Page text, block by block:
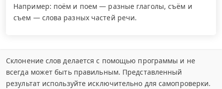
Например: поём и поем — разные глаголы, съём и
съем — слова разных частей речи.
Склонение слов делается с помощью программы и не
всегда может быть правильным. Представленный
результат используйте исключительно для самопроверки.